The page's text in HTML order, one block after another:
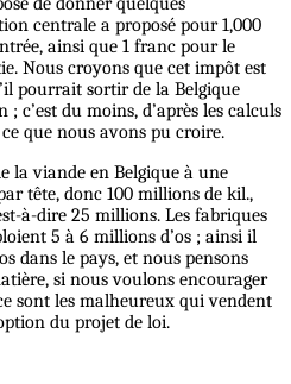
centrale a proposé pour 1,000
ainsi que 1 franc pour le
Nous croyons que cet impôt est
pourrait sortir de la Belgique
c’est du moins, d’après les calculs
que nous avons pu croire.
la viande en Belgique à une
tête, donc 100 millions de kil.,
à-dire 25 millions. Les fabriques
5 à 6 millions d’os ; ainsi il
dans le pays, et nous pensons
si nous voulons encourager
sont les malheureux qui vendent
du projet de loi.